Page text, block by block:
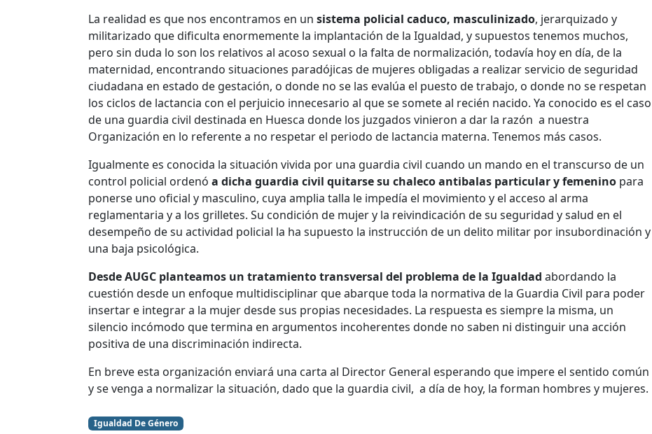
La realidad es que nos encontramos en un sistema policial caduco, masculinizado, jerarquizado y
militarizado que dificulta enormemente la implantación de la Igualdad, y supuestos tenemos muchos,
pero sin duda lo son los relativos al acoso sexual o la falta de normalización, todavía hoy en día, de la
maternidad, encontrando situaciones paradójicas de mujeres obligadas a realizar servicio de seguridad
ciudadana en estado de gestación, o donde no se las evalúa el puesto de trabajo, o donde no se respetan
los ciclos de lactancia con el perjuicio innecesario al que se somete al recién nacido. Ya conocido es el caso
de una guardia civil destinada en Huesca donde los juzgados vinieron a dar la razón a nuestra
Organización en lo referente a no respetar el periodo de lactancia materna. Tenemos más casos.
Igualmente es conocida la situación vivida por una guardia civil cuando un mando en el transcurso de un
control policial ordenó a dicha guardia civil quitarse su chaleco antibalas particular y femenino para
ponerse uno oficial y masculino, cuya amplia talla le impedía el movimiento y el acceso al arma
reglamentaria y a los grilletes. Su condición de mujer y la reivindicación de su seguridad y salud en el
desempeño de su actividad policial la ha supuesto la instrucción de un delito militar por insubordinación y
una baja psicológica.
Desde AUGC planteamos un tratamiento transversal del problema de la Igualdad abordando la
cuestión desde un enfoque multidisciplinar que abarque toda la normativa de la Guardia Civil para poder
insertar e integrar a la mujer desde sus propias necesidades. La respuesta es siempre la misma, un
silencio incómodo que termina en argumentos incoherentes donde no saben ni distinguir una acción
positiva de una discriminación indirecta.
En breve esta organización enviará una carta al Director General esperando que impere el sentido común
y se venga a normalizar la situación, dado que la guardia civil, a día de hoy, la forman hombres y mujeres.
Igualdad De Género